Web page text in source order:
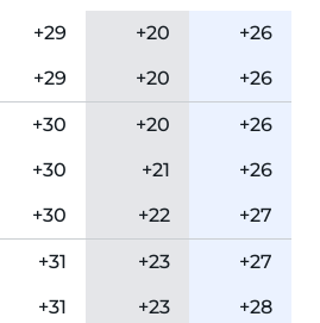
+29 +20
+26
+29 +20 +26
+30 +20
+26
+30 +21
+26
+30 +22 +27
+31 +23
+27
+31 +23
+28